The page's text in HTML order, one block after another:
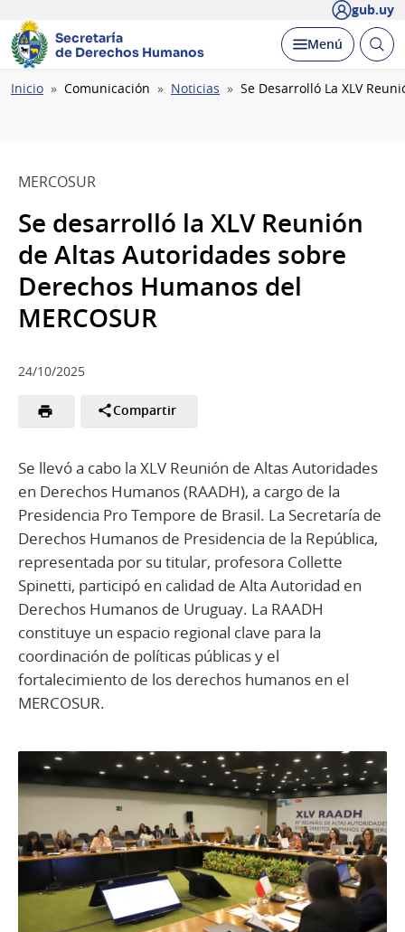
gub.uy
Secretaría
de Derechos Humanos
Desplegar
Menú Abrir
Ruta
Inicio Comunicación Noticias Se Desarrolló La XLV
MERCOSUR
Se desarrolló la XLV Reunión
de Altas Autoridades sobre
Derechos Humanos del
MERCOSUR
24/10/2025
Compartir
Se llevó a cabo la XLV Reunión de Altas Autoridades
en Derechos Humanos (RAADH), a cargo de la
Presidencia Pro Tempore de Brasil. La Secretaría de
Derechos Humanos de Presidencia de la República,
representada por su titular, profesora Collette
Spinetti, participó en calidad de Alta Autoridad en
Derechos Humanos de Uruguay. La RAADH
constituye un espacio regional clave para la
coordinación de políticas públicas y el
fortalecimiento de los derechos humanos en el
MERCOSUR.